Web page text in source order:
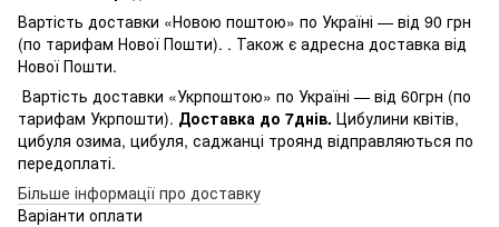
Вартість доставки «Новою поштою» по Україні — від 90 грн
(по тарифам Нової Пошти). . Також є адресна доставка від
Нової Пошти.
Вартість доставки «Укрпоштою» по Україні — від 60грн (по
тарифам Укрпошти). Доставка до 7днів. Цибулини квітів,
цибуля озима, цибуля, саджанці троянд відправляються по
передоплаті.
Більше інформації про доставку
Варіанти оплати